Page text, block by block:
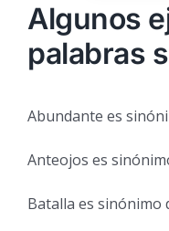
Algunos
palabras
Abundante es
Anteojos es
Batalla es sinónimo